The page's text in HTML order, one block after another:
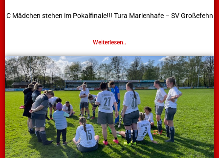
C Mädchen stehen im Pokalfinale!!! Tura Marienhafe – SV Großefehn
Weiterlesen..